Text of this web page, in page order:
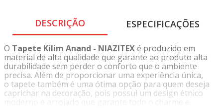
DESCRIÇÃO ESPECIFICAÇÕES
O Tapete Kilim Anand - NIAZITEXé produzido em
material de alta qualidade que garante ao produto alta
durabilidade sem perder o conforto que o ambiente
precisa. Além de proporcionar uma experiência única,
o tapete também é uma ótima opção para quem deseja
caprichar na decoração, pois possui um design étnico
moderno e arrojado que garante todo o charme e